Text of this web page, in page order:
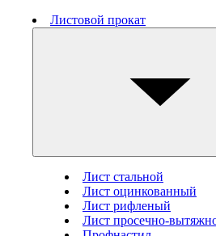
Листовой прокат
Лист стальной
Лист оцинкованный
Лист рифленый
Лист просечно-